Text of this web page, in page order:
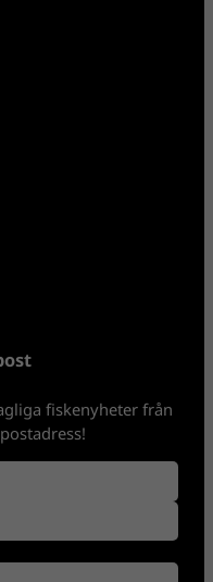
fiskenyheter från